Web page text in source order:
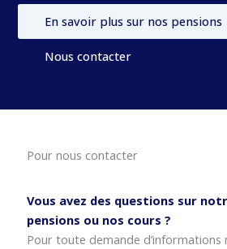
En savoir plus sur nos pensions
Nous contacter
Pour nous contacter
Vous avez des questions sur
pensions ou nos cours ?
Pour toute demande d’informations